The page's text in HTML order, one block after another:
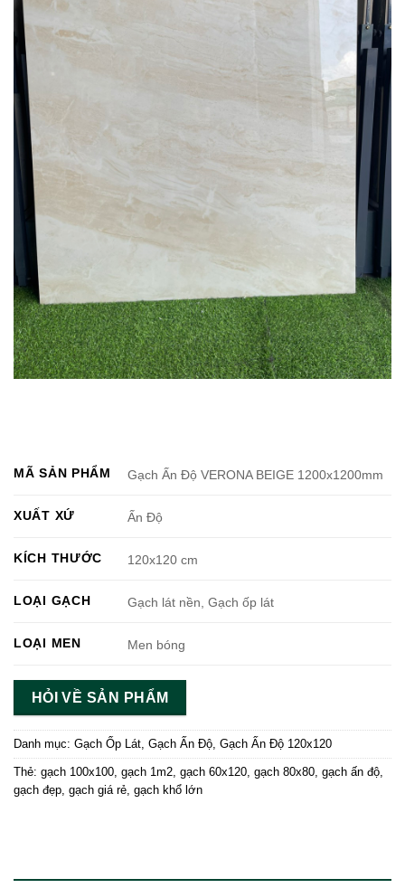
MÃ SẢN PHẨM Gạch Ấn Độ VERONA BEIGE 1200x1200mm
XUẤT XỨ Ấn Độ
KÍCH THƯỚC 120x120 cm
LOẠI GẠCH Gạch lát nền, Gạch ốp lát
LOẠI MEN Men bóng
HỎI VỀ SẢN PHẨM
Danh mục: Gạch Ốp Lát, Gạch Ấn Độ, Gạch Ấn Độ 120x120
Thẻ: gạch 100x100, gạch 1m2, gạch 60x120, gạch 80x80, gạch ấn độ,
gạch đẹp, gạch giá rẻ, gạch khổ lớn